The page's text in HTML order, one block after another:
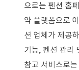
으로는 펜션 홈
약 플랫폼으로
션 업체가 제공
기능, 펜션 관리
참고 서비스로